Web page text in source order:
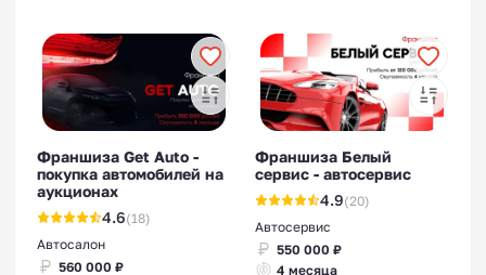
Франшиза Get Auto -
покупка автомобилей на
аукционах
4.6(18)
Автосалон
560 000 ₽
Франшиза Белый
сервис - автосервис
4.9(20)
Автосервис
550 000 ₽
4 месяца